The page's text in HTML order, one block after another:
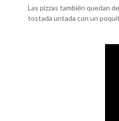
Las pizzas también quedan
tostada untada con un